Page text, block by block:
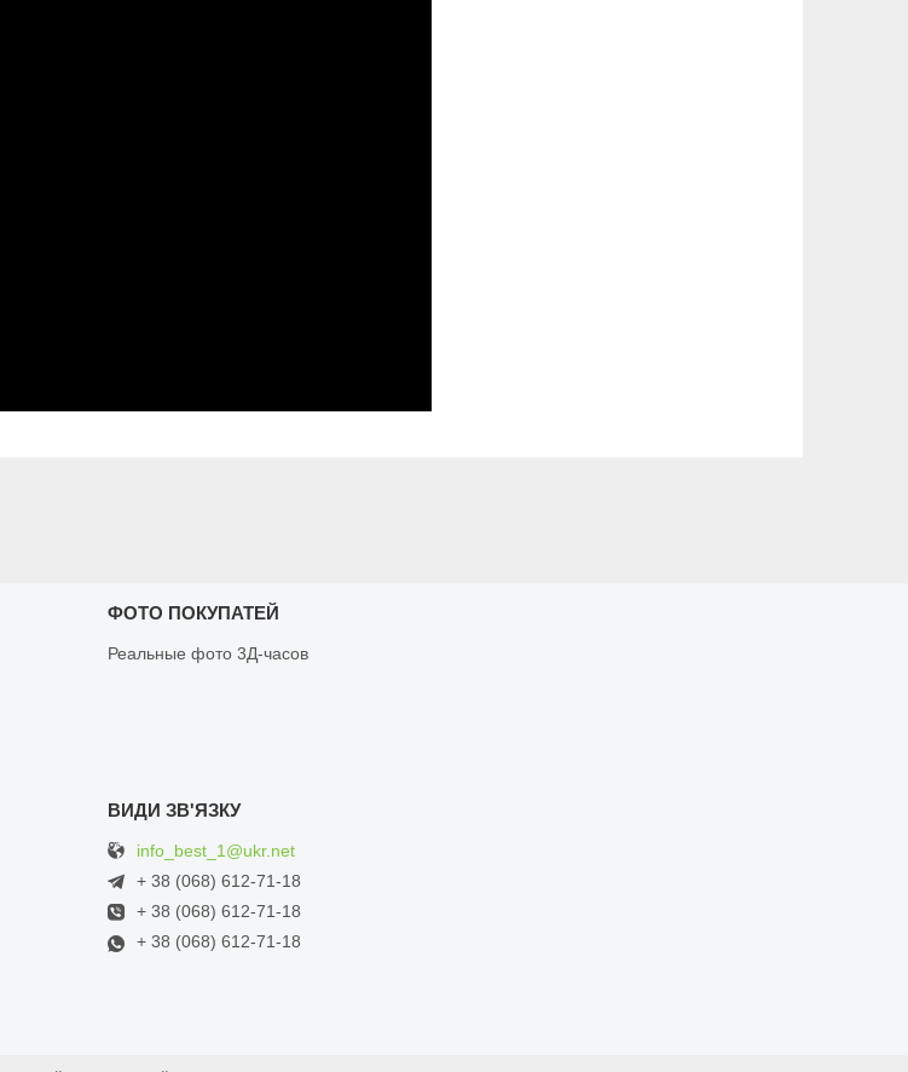
ФОТО ПОКУПАТЕЙ
Реальные фото 3Д-часов
info_best_1@ukr.net
+ 38 (068) 612-71-18
+ 38 (068) 612-71-18
+ 38 (068) 612-71-18